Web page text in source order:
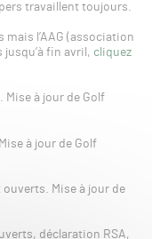
travaillent toujours.
l’AAG (association
fin avril, cliquez
à jour de Golf
à jour de Golf
Mise à jour de
déclaration RSA,